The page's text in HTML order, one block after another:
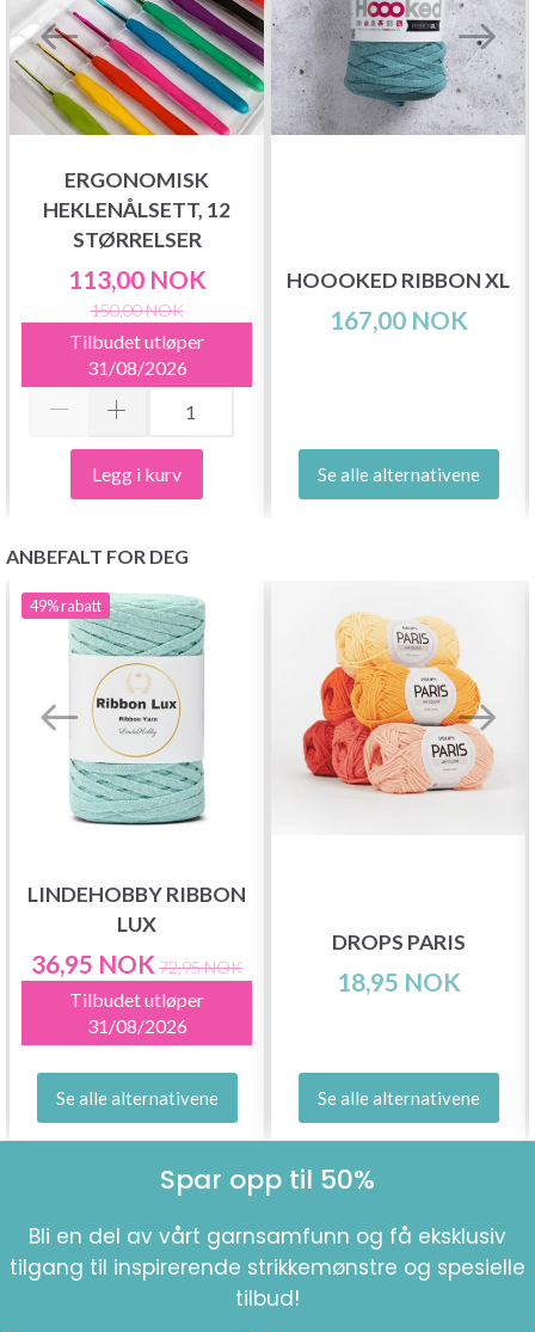
ERGONOMISK
HEKLENÅLSETT, 12
STØRRELSER
113,00 NOK
150,00 NOK
Tilbudet utløper
31/08/2026
Legg i kurv
HOOOKED RIBBON XL
167,00 NOK
Se alle alternativene
ANBEFALT FOR DEG
49%rabatt
LINDEHOBBY RIBBON
LUX
36,95 NOK 72,95 NOK
Tilbudet utløper
31/08/2026
Se alle alternativene
DROPS PARIS
18,95 NOK
Se alle alternativene
Spar opp til 50%
Bli en del av vårt garnsamfunn og få eksklusiv
tilgang til inspirerende strikkemønstre og spesielle
tilbud!